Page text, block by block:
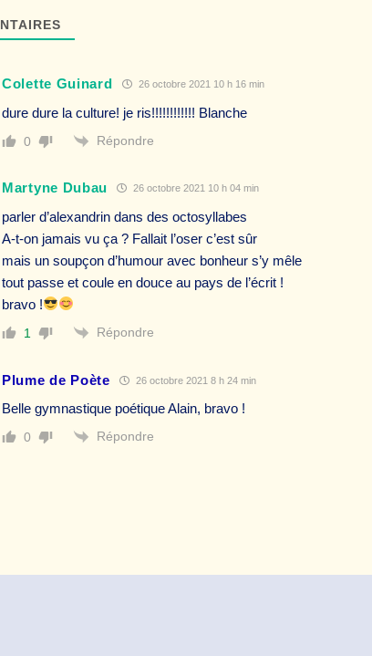
Colette Guinard 26 octobre 2021 10 h 16 min
dure dure la culture! je ris!!!!!!!!!!!! Blanche
0 Répondre
Martyne Dubau 26 octobre 2021 10 h 04 min
parler d’alexandrin dans des octosyllabes
A-t-on jamais vu ça ? Fallait l’oser c’est sûr
mais un soupçon d’humour avec bonheur s’y mêle
tout passe et coule en douce au pays de l’écrit !
bravo !
1 Répondre
Plume de Poète 26 octobre 2021 8 h 24 min
Belle gymnastique poétique Alain, bravo !
0 Répondre